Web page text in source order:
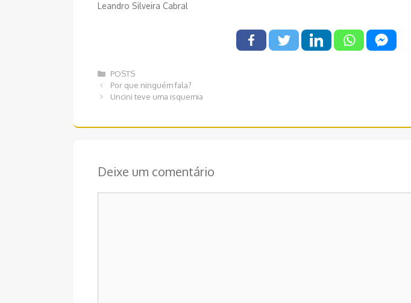
Leandro Silveira Cabral
Categorias
POSTS
Navegação
de
Por que ninguém fala?
Uncini teve uma isquemia
Deixe um comentário